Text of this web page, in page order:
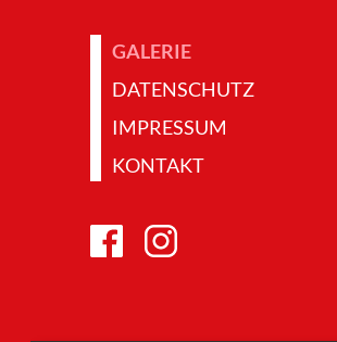
GALERIE
DATENSCHUTZ
IMPRESSUM
KONTAKT